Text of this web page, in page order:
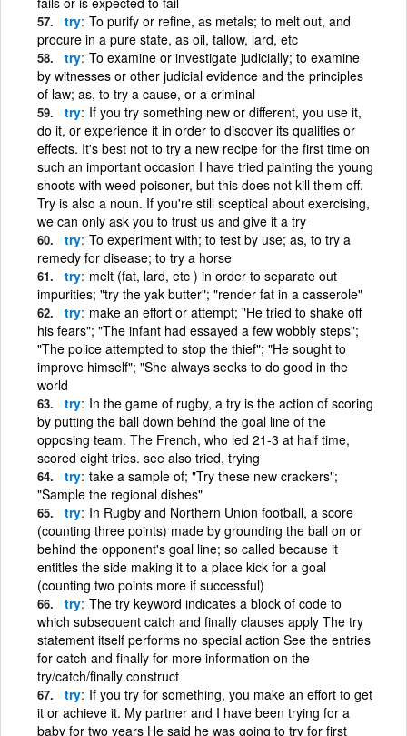
try To purify or refine, as metals; to melt out, and
procure in a pure state, as oil, tallow, lard, etc
try To examine or investigate judicially; to examine
by witnesses or other judicial evidence and the principles
of law; as, to try a cause, or a criminal
try If you try something new or different, you use it,
do it, or experience it in order to discover its qualities or
effects. It's best not to try a new recipe for the first time on
such an important occasion I have tried painting the young
shoots with weed poisoner, but this does not kill them off.
Try is also a noun. If you're still sceptical about exercising,
we can only ask you to trust us and give it a try
try To experiment with; to test by use; as, to try a
remedy for disease; to try a horse
try melt (fat, lard, etc ) in order to separate out
impurities; "try the yak butter"; "render fat in a casserole"
try make an effort or attempt; "He tried to shake off
his fears"; "The infant had essayed a few wobbly steps";
"The police attempted to stop the thief"; "He sought to
improve himself"; "She always seeks to do good in the
world
try In the game of rugby, a try is the action of scoring
by putting the ball down behind the goal line of the
opposing team. The French, who led 21-3 at half time,
scored eight tries. see also tried, trying
try take a sample of; "Try these new crackers";
"Sample the regional dishes"
try In Rugby and Northern Union football, a score
(counting three points) made by grounding the ball on or
behind the opponent's goal line; so called because it
entitles the side making it to a place kick for a goal
(counting two points more if successful)
try The try keyword indicates a block of code to
which subsequent catch and finally clauses apply The try
statement itself performs no special action See the entries
for catch and finally for more information on the
try/catch/finally construct
try If you try for something, you make an effort to get
it or achieve it. My partner and I have been trying for a
baby for two years He said he was going to try for first